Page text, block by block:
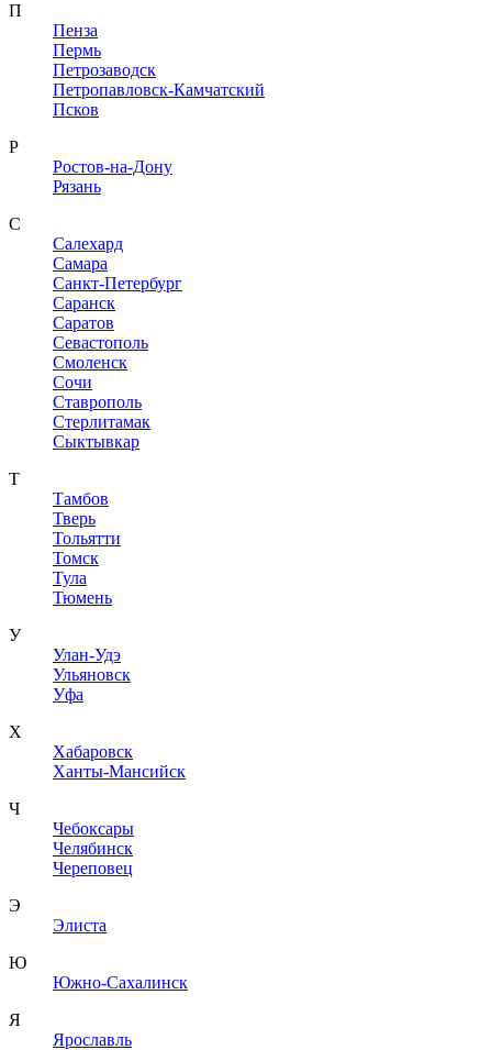
П
Пенза
Пермь
Петрозаводск
Петропавловск-Камчатский
Псков
Р
Ростов-на-Дону
Рязань
С
Салехард
Самара
Санкт-Петербург
Саранск
Саратов
Севастополь
Смоленск
Сочи
Ставрополь
Стерлитамак
Сыктывкар
Т
Тамбов
Тверь
Тольятти
Томск
Тула
Тюмень
У
Улан-Удэ
Ульяновск
Уфа
Х
Хабаровск
Ханты-Мансийск
Ч
Чебоксары
Челябинск
Череповец
Э
Элиста
Ю
Южно-Сахалинск
Я
Ярославль